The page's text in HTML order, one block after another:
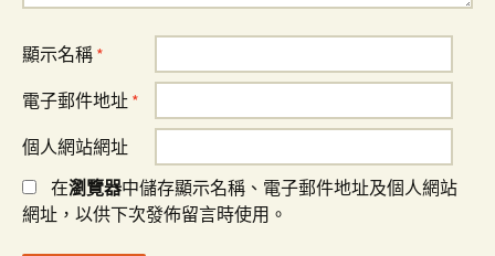
顯示名稱 *
電子郵件地址 *
個人網站網址
在瀏覽器中儲存顯示名稱、電子郵件地址及個人網站
網址，以供下次發佈留言時使用。